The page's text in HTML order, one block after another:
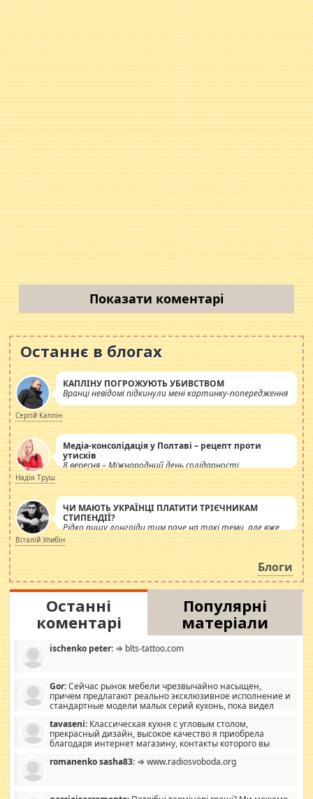
Показати коментарі
Останнє в блогах
КАПЛІНУ ПОГРОЖУЮТЬ УБИВСТВОМ
Вранці невідомі підкинули мені картинку-попередження
Сергій Каплін
Медіа-консолідація у Полтаві – рецепт проти
утисків
8 вересня – Міжнародний день солідарності
журналістів.
Надія Труш
ЧИ МАЮТЬ УКРАЇНЦІ ПЛАТИТИ ТРІЄЧНИКАМ
СТИПЕНДІЇ?
Рідко пишу лонгріди тим паче на такі теми, але вже
просто дістало! Обурюють сьогоднішні інсенуації
навколо стипендіального питання. Штучно
роздувається ще одна соціальна катастрофа.
Віталій Улибін
Блоги
Останні
коментарі
Популярні
матеріали
ischenko peter: ⇒ blts-tattoo.com
Gor:Сейчас рынок мебели чрезвычайно насыщен,
причем предлагают реально эксклюзивное исполнение и
стандартные модели малых серий кухонь, пока видел
стандартные формы, в MebelOk, креативненько и что главное -
со вкусом все в порядке, без ненужных наворотов удорожающих
мебель, а это не последний фактор.
tavaseni: Классическая кухня с угловым столом,
прекрасный дизайн, высокое качество я приобрела
благодаря интернет магазину, контакты которого вы
romanenko sasha83: ⇒ www.radiosvoboda.org